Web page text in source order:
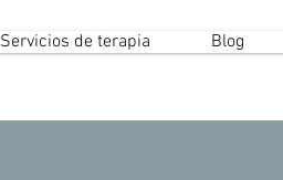
Servicios de terapia Blog